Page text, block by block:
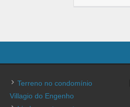
Terreno no condomínio
Villagio do Engenho